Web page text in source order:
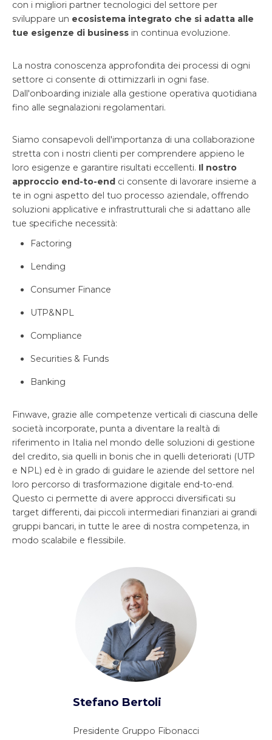
con i migliori partner tecnologici del settore per
sviluppare un ecosistema integrato che si adatta alle
tue esigenze di business in continua evoluzione.
La nostra conoscenza approfondita dei processi di ogni
settore ci consente di ottimizzarli in ogni fase.
Dall'onboarding iniziale alla gestione operativa quotidiana
fino alle segnalazioni regolamentari.
Siamo consapevoli dell'importanza di una collaborazione
stretta con i nostri clienti per comprendere appieno le
loro esigenze e garantire risultati eccellenti. Il nostro
approccio end-to-end ci consente di lavorare insieme a
te in ogni aspetto del tuo processo aziendale, offrendo
soluzioni applicative e infrastrutturali che si adattano alle
tue specifiche necessità:
Factoring
Lending
Consumer Finance
UTP&NPL
Compliance
Securities & Funds
Banking
Finwave, grazie alle competenze verticali di ciascuna delle
società incorporate, punta a diventare la realtà di
riferimento in Italia nel mondo delle soluzioni di gestione
del credito, sia quelli in bonis che in quelli deteriorati (UTP
e NPL) ed è in grado di guidare le aziende del settore nel
loro percorso di trasformazione digitale end-to-end.
Questo ci permette di avere approcci diversificati su
target differenti, dai piccoli intermediari finanziari ai grandi
gruppi bancari, in tutte le aree di nostra competenza, in
modo scalabile e flessibile.
Stefano Bertoli
Presidente Gruppo Fibonacci